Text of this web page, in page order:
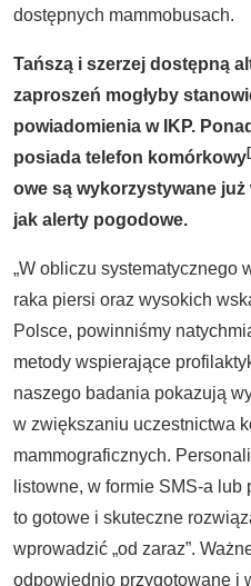
dostępnych mammobusach.
Tańszą i szerzej dostępną
zaproszeń mogłyby
powiadomienia w IKP.
posiada telefon komórkowy
owe są wykorzystywane
jak alerty pogodowe.
„W obliczu systematycznego
raka piersi oraz wysokich
Polsce, powinniśmy
metody wspierające
naszego badania pokazują
w zwiększaniu uczestnictwa
mammograficznych.
listowne, w formie SMS-a
to gotowe i skuteczne
wprowadzić „od zaraz”.
odpowiednio przygotowane i